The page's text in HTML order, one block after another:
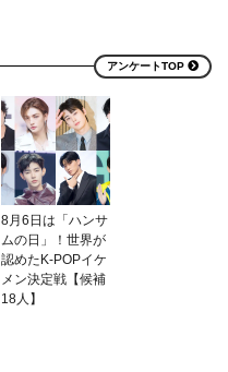
アンケートTOP
8月6日は「ハンサ
ムの日」！世界が
認めたK-POPイケ
メン決定戦【候補
18人】